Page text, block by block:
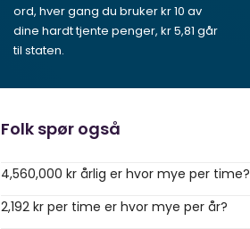
ord, hver gang du bruker kr 10 av
dine hardt tjente penger, kr 5,81 går
til staten.
Folk spør også
4,560,000 kr årlig er hvor mye per time?
2,192 kr per time er hvor mye per år?